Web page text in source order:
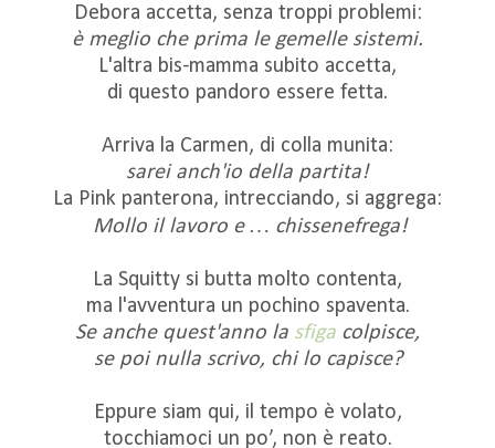
Debora accetta, senza troppi problemi:
è meglio che prima le gemelle sistemi.
L'altra bis-mamma subito accetta,
di questo pandoro essere fetta.
Arriva la Carmen, di colla munita:
sarei anch'io della partita!
La Pink panterona, intrecciando, si aggrega:
Mollo il lavoro e … chissenefrega!
La Squitty si butta molto contenta,
ma l'avventura un pochino spaventa.
Se anche quest'anno la sfiga colpisce,
se poi nulla scrivo, chi lo capisce?
Eppure siam qui, il tempo è volato,
tocchiamoci un po’, non è reato.